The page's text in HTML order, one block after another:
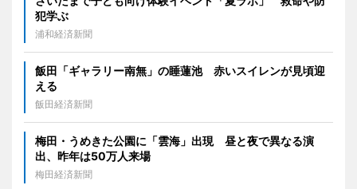
犯学ぶ
浦和経済新聞
飯田「ギャラリー南無」の睡蓮池 赤いスイレンが見頃迎
える
飯田経済新聞
梅田・うめきた公園に「雲海」出現 昼と夜で異なる演
出、昨年は50万人来場
梅田経済新聞